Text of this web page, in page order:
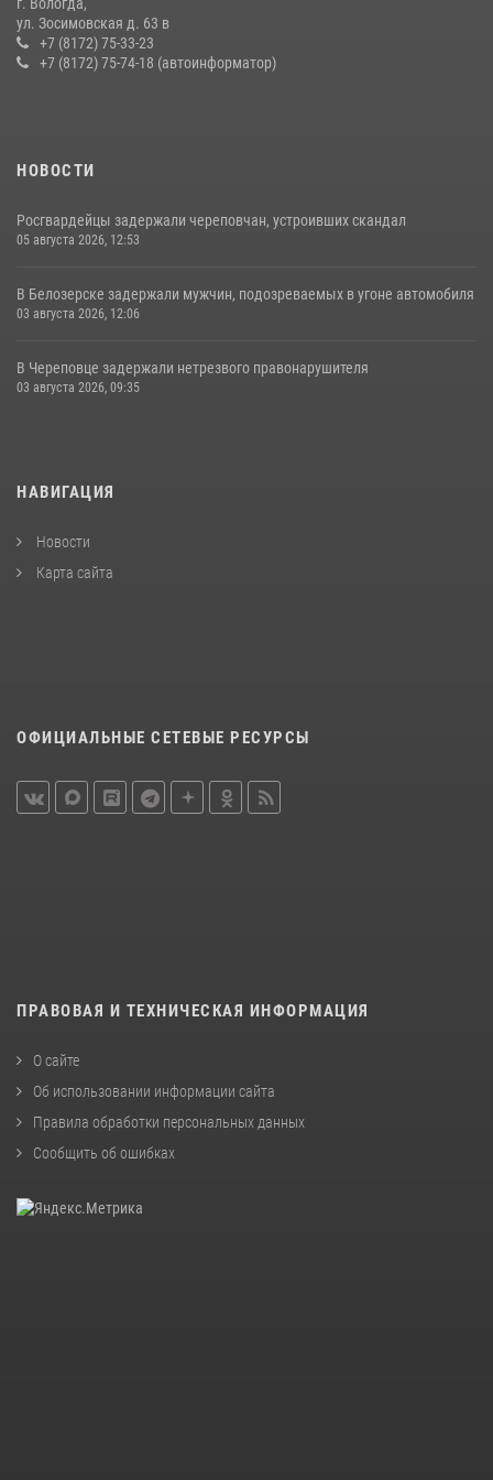
21 единицу оружия изъяли за минувшую неделю сотрудники
Росгвардии в Вологодской области
20 июля 2026, 10:47
г. Вологда,
ул. Зосимовская д. 63 в
+7 (8172) 75-33-23
+7 (8172) 75-74-18 (автоинформатор)
НОВОСТИ
Росгвардейцы задержали череповчан, устроивших скандал
05 августа 2026, 12:53
В Белозерске задержали мужчин, подозреваемых в угоне автомобиля
03 августа 2026, 12:06
В Череповце задержали нетрезвого правонарушителя
03 августа 2026, 09:35
НАВИГАЦИЯ
Новости
Карта сайта
ОФИЦИАЛЬНЫЕ СЕТЕВЫЕ РЕСУРСЫ
ПРАВОВАЯ И ТЕХНИЧЕСКАЯ ИНФОРМАЦИЯ
О сайте
Об использовании информации сайта
Правила обработки персональных данных
Сообщить об ошибках